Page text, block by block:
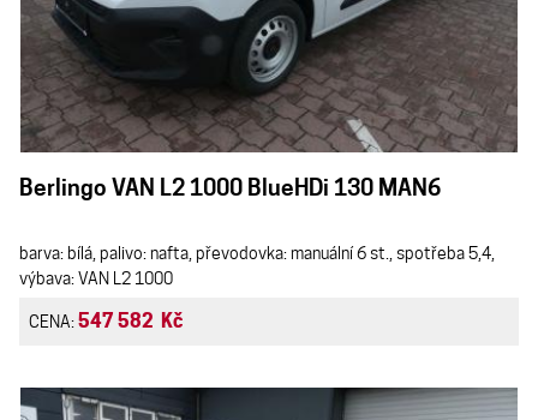
Berlingo VAN L2 1000 BlueHDi 130 MAN6
barva: bílá, palivo: nafta, převodovka: manuální 6 st., spotřeba 5,4,
výbava: VAN L2 1000
CENA:547 582 Kč